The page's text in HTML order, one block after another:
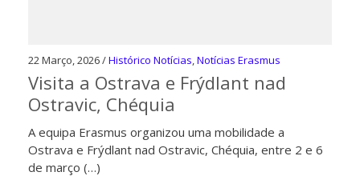
22 Março, 2026 /Histórico Notícias Notícias Erasmus
Visita a Ostrava e Frýdlant nad
Ostravic, Chéquia
A equipa Erasmus organizou uma mobilidade a
Ostrava e Frýdlant nad Ostravic, Chéquia, entre 2 e 6
de março (…)